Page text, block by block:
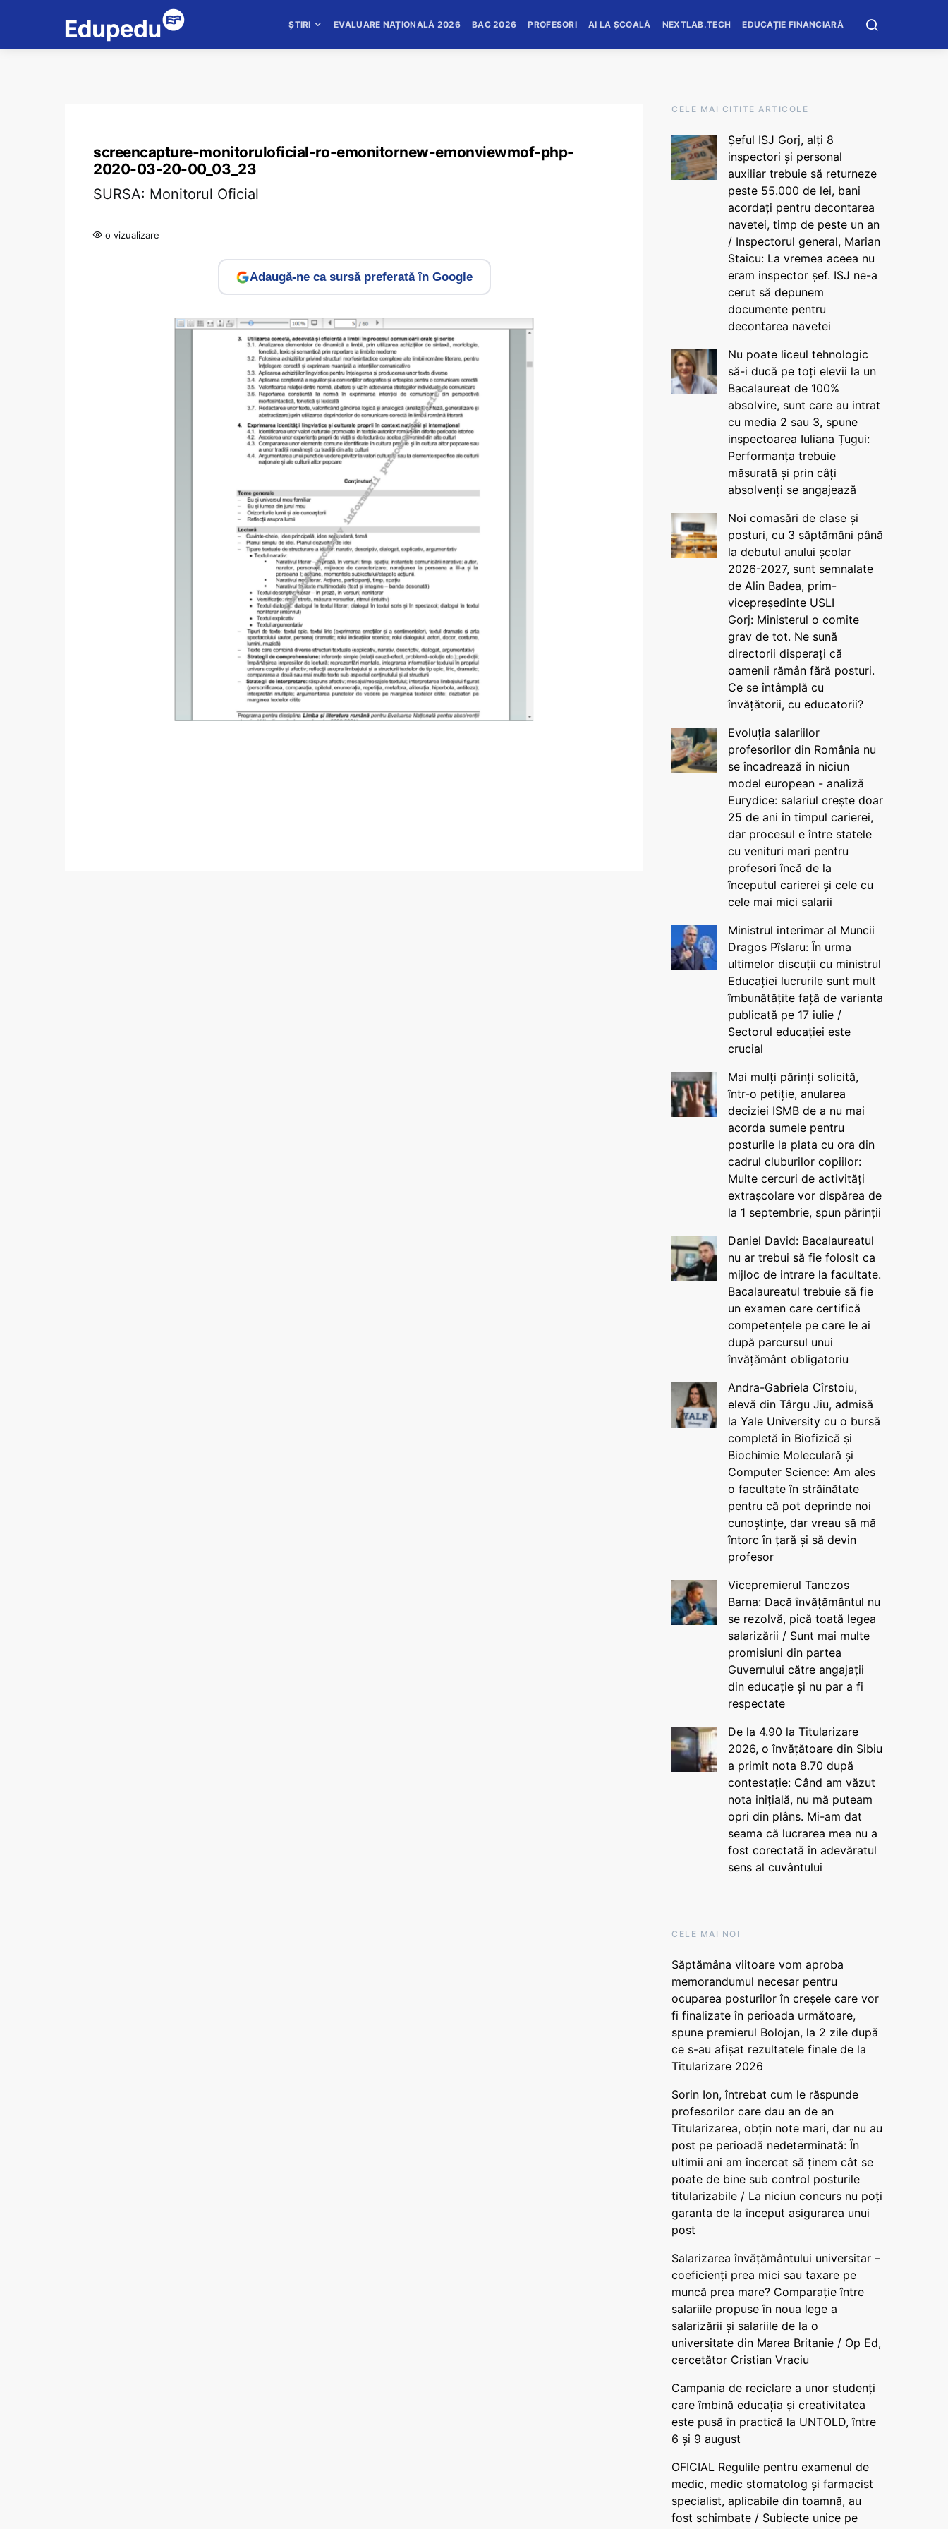
ȘTIRI EVALUARE NAȚIONALĂ 2026 BAC 2026 PROFESORI AI LA ȘCOALĂ NEXTLAB.TECH EDUCAȚIE FINANCIARĂ
screencapture-monitoruloficial-ro-emonitornew-emonviewmof-php-
2020-03-20-00_03_23
SURSA: Monitorul Oficial
o vizualizare
Adaugă-ne ca sursă preferată în Google
CELE MAI CITITE ARTICOLE
Șeful ISJ Gorj, alți 8
inspectori și personal
auxiliar trebuie să returneze
peste 55.000 de lei, bani
acordați pentru decontarea
navetei, timp de peste un an
/ Inspectorul general, Marian
Staicu: La vremea aceea nu
eram inspector șef. ISJ ne-a
cerut să depunem
documente pentru
decontarea navetei
Nu poate liceul tehnologic
să-i ducă pe toți elevii la un
Bacalaureat de 100%
absolvire, sunt care au intrat
cu media 2 sau 3, spune
inspectoarea Iuliana Țugui:
Performanța trebuie
măsurată și prin câți
absolvenți se angajează
Noi comasări de clase și
posturi, cu 3 săptămâni până
la debutul anului școlar
2026-2027, sunt semnalate
de Alin Badea, prim-
vicepreședinte USLI
Gorj: Ministerul o comite
grav de tot. Ne sună
directorii disperați că
oamenii rămân fără posturi.
Ce se întâmplă cu
învățătorii, cu educatorii?
Evoluția salariilor
profesorilor din România nu
se încadrează în niciun
model european - analiză
Eurydice: salariul crește doar
25 de ani în timpul carierei,
dar procesul e între statele
cu venituri mari pentru
profesori încă de la
începutul carierei și cele cu
cele mai mici salarii
Ministrul interimar al Muncii
Dragos Pîslaru: În urma
ultimelor discuții cu ministrul
Educației lucrurile sunt mult
îmbunătățite față de varianta
publicată pe 17 iulie /
Sectorul educației este
crucial
Mai mulți părinți solicită,
într-o petiție, anularea
deciziei ISMB de a nu mai
acorda sumele pentru
posturile la plata cu ora din
cadrul cluburilor copiilor:
Multe cercuri de activități
extrașcolare vor dispărea de
la 1 septembrie, spun părinții
Daniel David: Bacalaureatul
nu ar trebui să fie folosit ca
mijloc de intrare la facultate.
Bacalaureatul trebuie să fie
un examen care certifică
competențele pe care le ai
după parcursul unui
învățământ obligatoriu
Andra-Gabriela Cîrstoiu,
elevă din Târgu Jiu, admisă
la Yale University cu o bursă
completă în Biofizică și
Biochimie Moleculară și
Computer Science: Am ales
o facultate în străinătate
pentru că pot deprinde noi
cunoștințe, dar vreau să mă
întorc în țară și să devin
profesor
Vicepremierul Tanczos
Barna: Dacă învățământul nu
se rezolvă, pică toată legea
salarizării / Sunt mai multe
promisiuni din partea
Guvernului către angajații
din educație și nu par a fi
respectate
De la 4.90 la Titularizare
2026, o învățătoare din Sibiu
a primit nota 8.70 după
contestație: Când am văzut
nota inițială, nu mă puteam
opri din plâns. Mi-am dat
seama că lucrarea mea nu a
fost corectată în adevăratul
sens al cuvântului
CELE MAI NOI
Săptămâna viitoare vom aproba
memorandumul necesar pentru
ocuparea posturilor în creșele care vor
fi finalizate în perioada următoare,
spune premierul Bolojan, la 2 zile după
ce s-au afișat rezultatele finale de la
Titularizare 2026
Sorin Ion, întrebat cum le răspunde
profesorilor care dau an de an
Titularizarea, obțin note mari, dar nu au
post pe perioadă nedeterminată: În
ultimii ani am încercat să ținem cât se
poate de bine sub control posturile
titularizabile / La niciun concurs nu poți
garanta de la început asigurarea unui
post
Salarizarea învățământului universitar –
coeficienți prea mici sau taxare pe
muncă prea mare? Comparație între
salariile propuse în noua lege a
salarizării și salariile de la o
universitate din Marea Britanie / Op Ed,
cercetător Cristian Vraciu
Campania de reciclare a unor studenți
care îmbină educația și creativitatea
este pusă în practică la UNTOLD, între
6 și 9 august
OFICIAL Regulile pentru examenul de
medic, medic stomatolog și farmacist
specialist, aplicabile din toamnă, au
fost schimbate / Subiecte unice pe